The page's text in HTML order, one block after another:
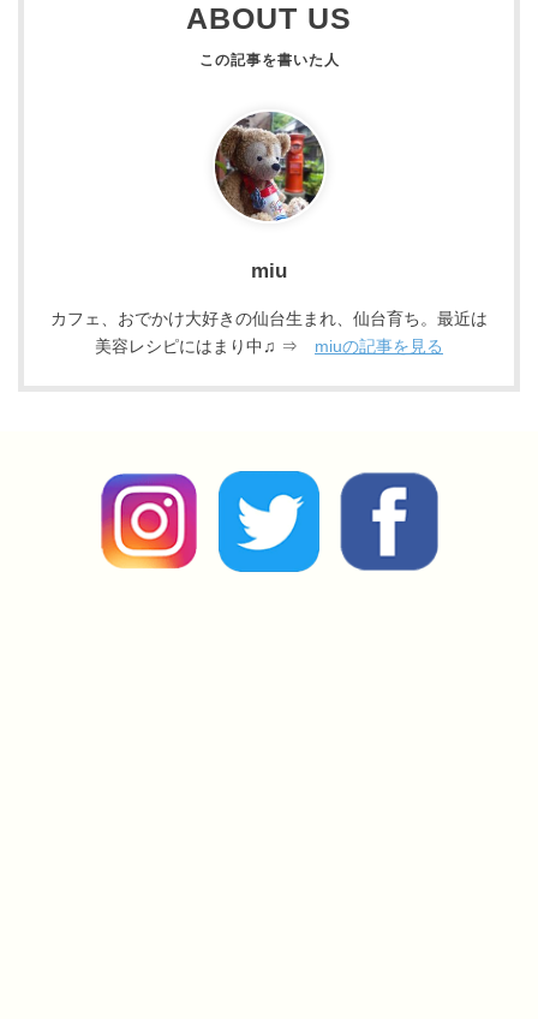
ABOUT US
miu
カフェ、おでかけ大好きの仙台生まれ、仙台育ち。最近は
美容レシピにはまり中♫ ⇒ miuの記事を見る